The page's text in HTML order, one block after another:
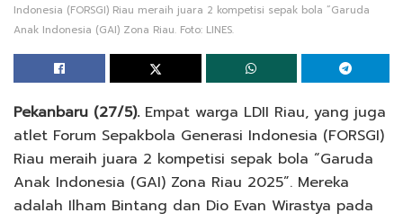
Indonesia (FORSGI) Riau meraih juara 2 kompetisi sepak bola “Garuda
Anak Indonesia (GAI) Zona Riau. Foto: LINES.
Pekanbaru (27/5).Empat warga LDII Riau, yang juga
atlet Forum Sepakbola Generasi Indonesia (FORSGI)
Riau meraih juara 2 kompetisi sepak bola “Garuda
Anak Indonesia (GAI) Zona Riau 2025”. Mereka
adalah Ilham Bintang dan Dio Evan Wirastya pada